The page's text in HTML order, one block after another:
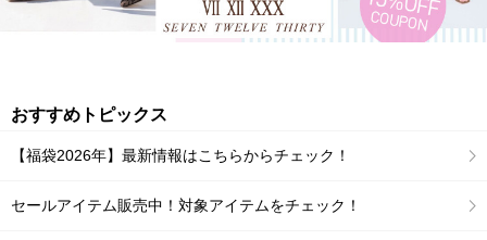
おすすめトピックス
【福袋2026年】最新情報はこちらからチェック！
セールアイテム販売中！対象アイテムをチェック！